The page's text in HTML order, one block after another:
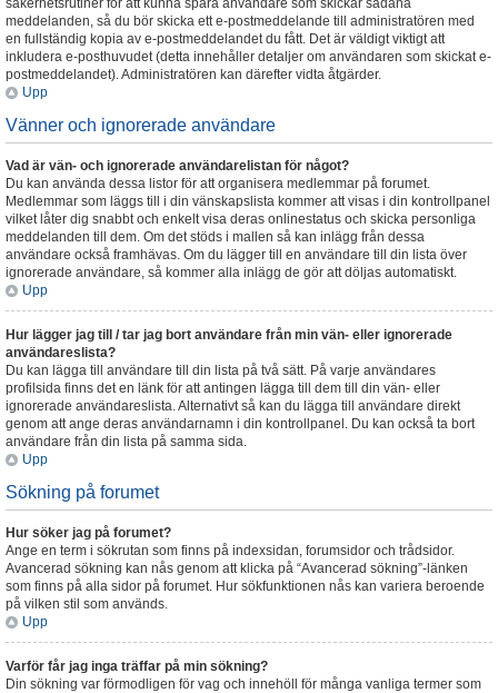
säkerhetsrutiner för att kunna spåra användare som skickar sådana
meddelanden, så du bör skicka ett e-postmeddelande till administratören med
en fullständig kopia av e-postmeddelandet du fått. Det är väldigt viktigt att
inkludera e-posthuvudet (detta innehåller detaljer om användaren som skickat e-
postmeddelandet). Administratören kan därefter vidta åtgärder.
Upp
Vänner och ignorerade användare
Vad är vän- och ignorerade användarelistan för något?
Du kan använda dessa listor för att organisera medlemmar på forumet.
Medlemmar som läggs till i din vänskapslista kommer att visas i din kontrollpanel
vilket låter dig snabbt och enkelt visa deras onlinestatus och skicka personliga
meddelanden till dem. Om det stöds i mallen så kan inlägg från dessa
användare också framhävas. Om du lägger till en användare till din lista över
ignorerade användare, så kommer alla inlägg de gör att döljas automatiskt.
Upp
Hur lägger jag till / tar jag bort användare från min vän- eller ignorerade
användareslista?
Du kan lägga till användare till din lista på två sätt. På varje användares
profilsida finns det en länk för att antingen lägga till dem till din vän- eller
ignorerade användareslista. Alternativt så kan du lägga till användare direkt
genom att ange deras användarnamn i din kontrollpanel. Du kan också ta bort
användare från din lista på samma sida.
Upp
Sökning på forumet
Hur söker jag på forumet?
Ange en term i sökrutan som finns på indexsidan, forumsidor och trådsidor.
Avancerad sökning kan nås genom att klicka på “Avancerad sökning”-länken
som finns på alla sidor på forumet. Hur sökfunktionen nås kan variera beroende
på vilken stil som används.
Upp
Varför får jag inga träffar på min sökning?
Din sökning var förmodligen för vag och innehöll för många vanliga termer som